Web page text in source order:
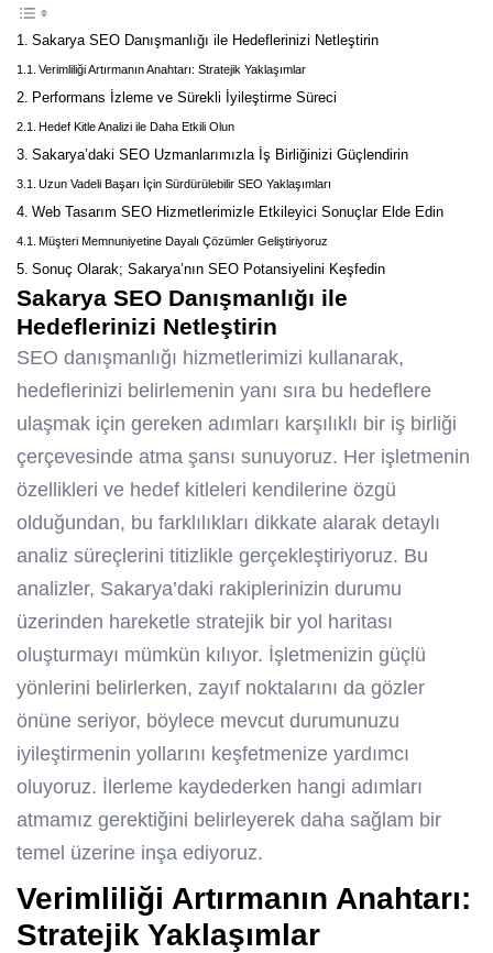
Sakarya SEO Danışmanlığı ile Hedeflerinizi Netleştirin
Verimliliği Artırmanın Anahtarı: Stratejik Yaklaşımlar
Performans İzleme ve Sürekli İyileştirme Süreci
Hedef Kitle Analizi ile Daha Etkili Olun
Sakarya’daki SEO Uzmanlarımızla İş Birliğinizi Güçlendirin
Uzun Vadeli Başarı İçin Sürdürülebilir SEO Yaklaşımları
Web Tasarım SEO Hizmetlerimizle Etkileyici Sonuçlar Elde Edin
Müşteri Memnuniyetine Dayalı Çözümler Geliştiriyoruz
Sonuç Olarak; Sakarya’nın SEO Potansiyelini Keşfedin
Sakarya SEO Danışmanlığı ile
Hedeflerinizi Netleştirin
SEO danışmanlığı hizmetlerimizi kullanarak,
hedeflerinizi belirlemenin yanı sıra bu hedeflere
ulaşmak için gereken adımları karşılıklı bir iş birliği
çerçevesinde atma şansı sunuyoruz. Her işletmenin
özellikleri ve hedef kitleleri kendilerine özgü
olduğundan, bu farklılıkları dikkate alarak detaylı
analiz süreçlerini titizlikle gerçekleştiriyoruz. Bu
analizler, Sakarya’daki rakiplerinizin durumu
üzerinden hareketle stratejik bir yol haritası
oluşturmayı mümkün kılıyor. İşletmenizin güçlü
yönlerini belirlerken, zayıf noktalarını da gözler
önüne seriyor, böylece mevcut durumunuzu
iyileştirmenin yollarını keşfetmenize yardımcı
oluyoruz. İlerleme kaydederken hangi adımları
atmamız gerektiğini belirleyerek daha sağlam bir
temel üzerine inşa ediyoruz.
Verimliliği Artırmanın Anahtarı:
Stratejik Yaklaşımlar